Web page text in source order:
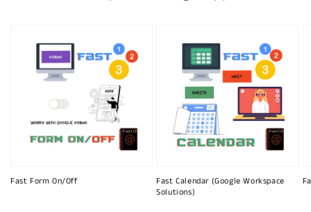
Fast Form On/Off
Fast Calendar (Google Workspace
Solutions)